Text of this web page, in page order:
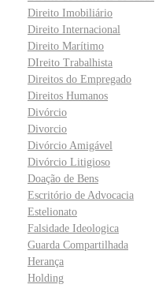
Direito Imobiliário
Direito Internacional
Direito Marítimo
DIreito Trabalhista
Direitos do Empregado
Direitos Humanos
Divórcio
Divorcio
Divórcio Amigável
Divórcio Litigioso
Doação de Bens
Escritório de Advocacia
Estelionato
Falsidade Ideologica
Guarda Compartilhada
Herança
Holding